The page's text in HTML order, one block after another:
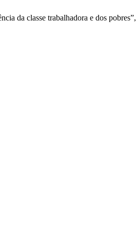
da classe trabalhadora e dos pobres”,